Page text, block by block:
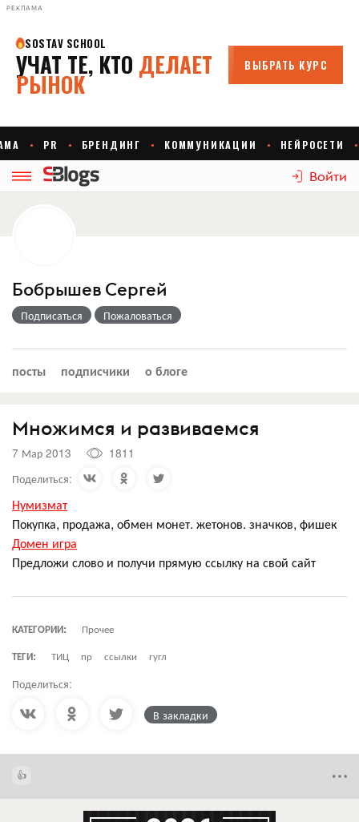
РЕКЛАМА
Войти
Бобрышев Сергей
Подписаться Пожаловаться
посты подписчики о блоге
Множимся и развиваемся
7 Мар 2013
1811
Поделиться:
Нумизмат
Покупка, продажа, обмен монет. жетонов. значков, фишек
Домен игра
Предложи слово и получи прямую ссылку на свой сайт
КАТЕГОРИИ:
Прочее
ТЕГИ:
ТИЦ пр ссылки гугл
Поделиться:
В закладки